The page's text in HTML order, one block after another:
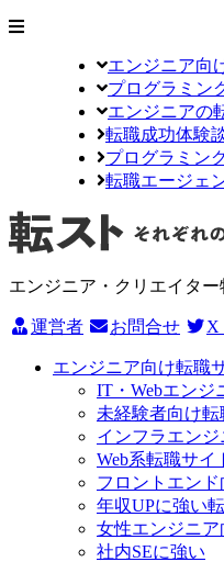
エンジニア向
プログラミン
エンジニアの
転職成功体験
プログラミン
転職エージェ
エンジニア・クリエイタ
運営者 お問合せ X
エンジニア向け転職
IT・Webエンジ
未経験者向け転
インフラエンジ
Web系転職サイ
フロントエンド
年収UPに強い
女性エンジニア
社内SEに強い